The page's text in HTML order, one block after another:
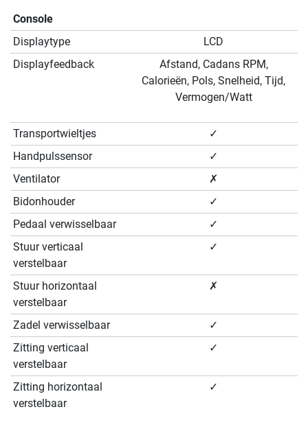
Console
Displaytype
LCD
Displayfeedback
Afstand, Cadans RPM,
Calorieën, Pols, Snelheid, Tijd,
Vermogen/Watt
Transportwieltjes
✓
Handpulssensor
✓
Ventilator
✗
Bidonhouder
✓
Pedaal verwisselbaar
✓
Stuur verticaal
verstelbaar
✓
Stuur horizontaal
verstelbaar
✗
Zadel verwisselbaar
✓
Zitting verticaal
verstelbaar
✓
Zitting horizontaal
verstelbaar
✓